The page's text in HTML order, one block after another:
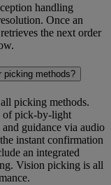
handling
Once an
the next order
picking methods?
picking methods.
of pick-by-light
guidance via audio
instant confirmation
an integrated
Vision picking is all